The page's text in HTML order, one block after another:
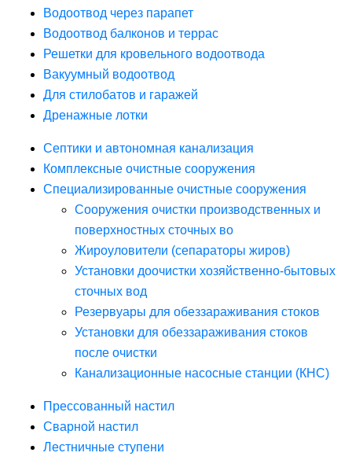
Водоотвод через парапет
Водоотвод балконов и террас
Решетки для кровельного водоотвода
Вакуумный водоотвод
Для стилобатов и гаражей
Дренажные лотки
Септики и автономная канализация
Комплексные очистные сооружения
Специализированные очистные сооружения
Сооружения очистки производственных и
поверхностных сточных во
Жироуловители (сепараторы жиров)
Установки доочистки хозяйственно-бытовых
сточных вод
Резервуары для обеззараживания стоков
Установки для обеззараживания стоков
после очистки
Канализационные насосные станции (КНС)
Прессованный настил
Сварной настил
Лестничные ступени